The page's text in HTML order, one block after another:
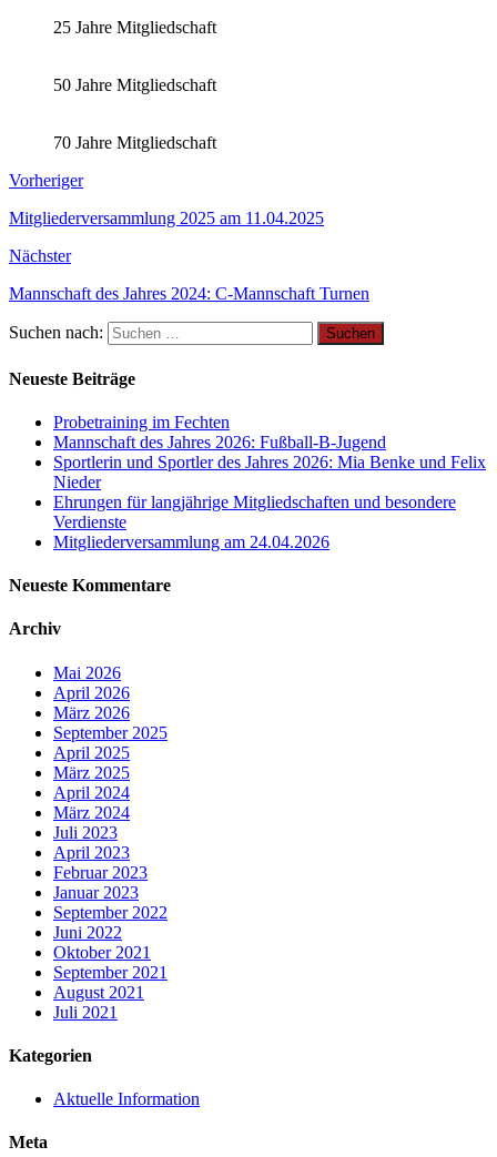
25 Jahre Mitgliedschaft
50 Jahre Mitgliedschaft
70 Jahre Mitgliedschaft
Vorheriger
Mitgliederversammlung 2025 am 11.04.2025
Nächster
Mannschaft des Jahres 2024: C-Mannschaft Turnen
Suchen nach:
Neueste Beiträge
Probetraining im Fechten
Mannschaft des Jahres 2026: Fußball-B-Jugend
Sportlerin und Sportler des Jahres 2026: Mia Benke und Felix
Nieder
Ehrungen für langjährige Mitgliedschaften und besondere
Verdienste
Mitgliederversammlung am 24.04.2026
Neueste Kommentare
Archiv
Mai 2026
April 2026
März 2026
September 2025
April 2025
März 2025
April 2024
März 2024
Juli 2023
April 2023
Februar 2023
Januar 2023
September 2022
Juni 2022
Oktober 2021
September 2021
August 2021
Juli 2021
Kategorien
Aktuelle Information
Meta